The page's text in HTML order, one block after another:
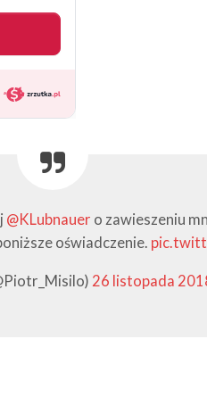
@KLubnauer o zawieszeniu
oświadczenie.
26 listopada